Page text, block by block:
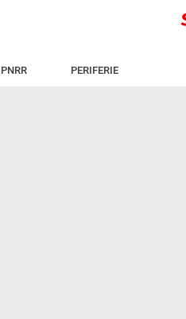
PNRR PERIFERIE